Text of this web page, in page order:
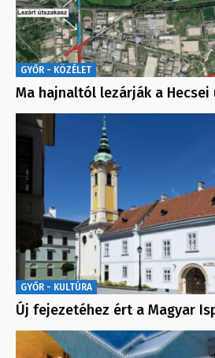
GYŐR - KÖZÉLET
Ma hajnaltól lezárják a
GYŐR - KULTÚRA
Új fejezetéhez ért a Magyar